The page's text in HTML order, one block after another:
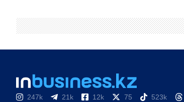
247k 21k 12k 75 523k